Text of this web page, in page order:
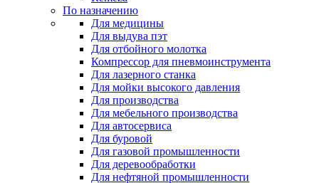
По назначению
Для медицины
Для выдува пэт
Для отбойного молотка
Компрессор для пневмоинструмента
Для лазерного станка
Для мойки высокого давления
Для производства
Для мебельного производства
Для автосервиса
Для буровой
Для газовой промышленности
Для деревообработки
Для нефтяной промышленности